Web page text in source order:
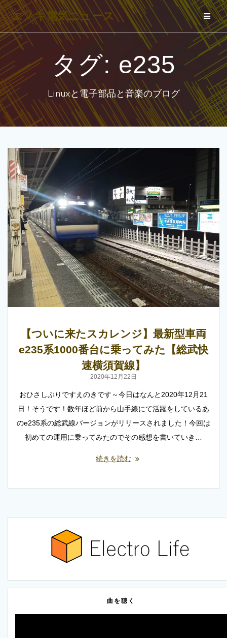
コ
ン
テ
ツ
ス
キ
ッ
エノキ電気ニュース
タグ: e235
Linuxと電子部品と音楽のブログ
【ついに来たスカレンジ】最新型車両
e235系1000番台に乗ってみた【総武快
速横須賀線】
2020年12月22日
おひさしぶりですえのきです～今日はなんと2020年12月21
日！そうです！数年ほど前から山手線にて活躍をしているあ
のe235系の総武線バージョンがリリースされました！今回は
初めての運用に乗ってみたのでその感想を書いていき…
続きを読む
曲を聴く